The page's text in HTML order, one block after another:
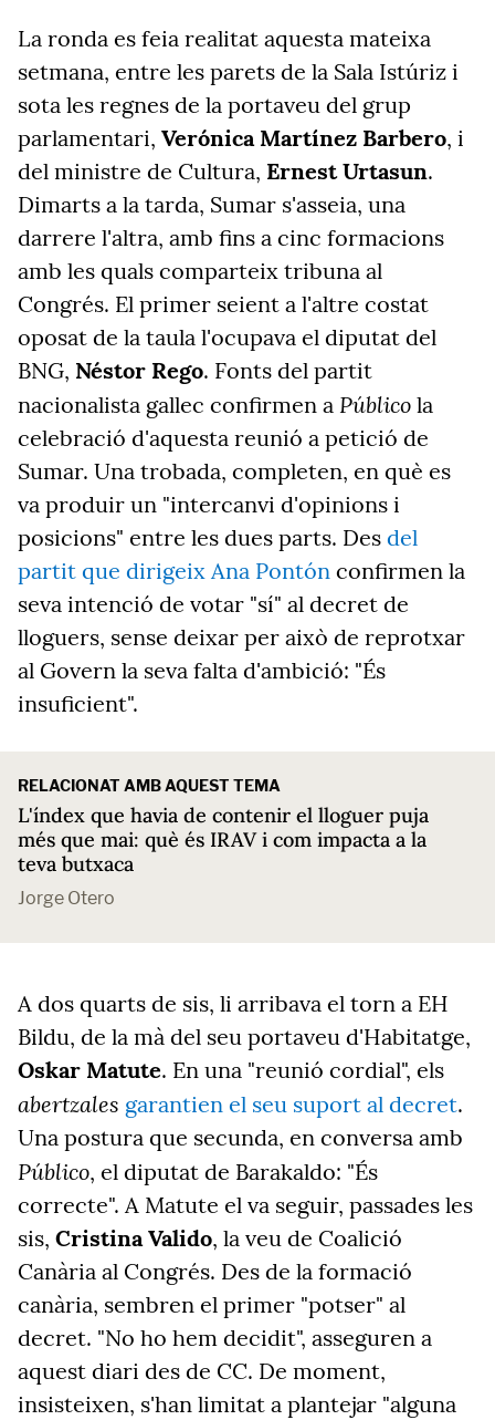
La ronda es feia realitat aquesta mateixa
setmana, entre les parets de la Sala Istúriz i
sota les regnes de la portaveu del grup
parlamentari, Verónica Martínez Barbero, i
del ministre de Cultura, Ernest Urtasun.
Dimarts a la tarda, Sumar s'asseia, una
darrere l'altra, amb fins a cinc formacions
amb les quals comparteix tribuna al
Congrés. El primer seient a l'altre costat
oposat de la taula l'ocupava el diputat del
BNG, Néstor Rego. Fonts del partit
nacionalista gallec confirmen a Público la
celebració d'aquesta reunió a petició de
Sumar. Una trobada, completen, en què es
va produir un "intercanvi d'opinions i
posicions" entre les dues parts. Des del
partit que dirigeix Ana Pontón confirmen la
seva intenció de votar "sí" al decret de
lloguers, sense deixar per això de reprotxar
al Govern la seva falta d'ambició: "És
insuficient".
RELACIONAT AMB AQUEST TEMA
L'índex que havia de contenir el lloguer puja
més que mai: què és IRAV i com impacta a la
teva butxaca
Jorge Otero
A dos quarts de sis, li arribava el torn a EH
Bildu, de la mà del seu portaveu d'Habitatge,
Oskar Matute. En una "reunió cordial", els
abertzales garantien el seu suport al decret.
Una postura que secunda, en conversa amb
Público, el diputat de Barakaldo: "És
correcte". A Matute el va seguir, passades les
sis, Cristina Valido, la veu de Coalició
Canària al Congrés. Des de la formació
canària, sembren el primer "potser" al
decret. "No ho hem decidit", asseguren a
aquest diari des de CC. De moment,
insisteixen, s'han limitat a plantejar "alguna